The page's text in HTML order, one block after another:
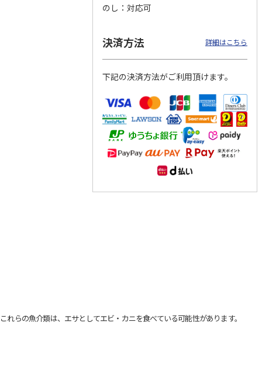
のし
対応可
決済方法 詳細はこちら
下記の決済方法がご利用頂けます。
らの魚介類は、エサとしてエビ・カニを食べている可能性があります。